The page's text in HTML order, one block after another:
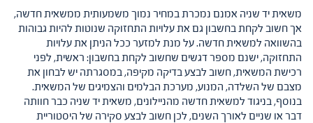
משאית יד שניה אמנם נמכרת במחיר נמוך משמעותית ממשאית חדשה,
אך חשוב לקחת בחשבון גם את עלויות התחזוקה שנוטות להיות גבוהות
בהשוואה למשאית חדשה. על מנת למזער ככל הניתן את עלויות
התחזוקה, ישנם מספר דגשים שחשוב לקחת בחשבון: ראשית, לפני
רכישת המשאית, חשוב לבצע בדיקה מקיפה, במסגרתה יש לבחון את
מצבם של השלדה, המנוע, מערכת הבלמים והצמיגים של המשאית.
בנוסף, בניגוד למשאית חדשה מהניילונים, משאית יד שניה כבר חוותה
דבר או שניים לאורך השנים, לכן חשוב לבצע סקירה של היסטוריית